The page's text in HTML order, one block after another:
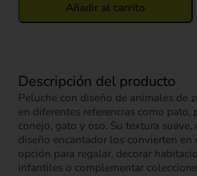
Descripción del producto
Peluche con diseño de animales de
en diferentes referencias como pato,
conejo, gato y oso. Su textura
diseño encantador los convierten en
opción para regalar, decorar
infantiles o complementar
cm
Añadir al carrito